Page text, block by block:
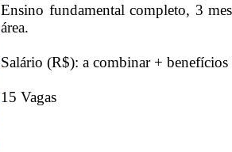
Ensino fundamental completo, 3
área.
Salário (R$): a combinar + benefícios
15 Vagas